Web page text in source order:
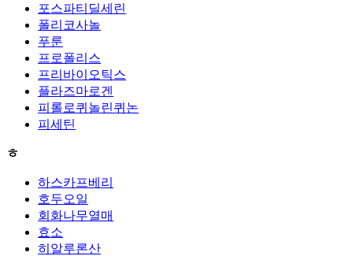
포스파티딜세린
폴리코사놀
푸룬
프로폴리스
프리바이오틱스
플라즈마로겐
피롤로퀴놀린퀴논
피세틴
ㅎ
하스카프베리
호두오일
회화나무열매
효소
히알루론산